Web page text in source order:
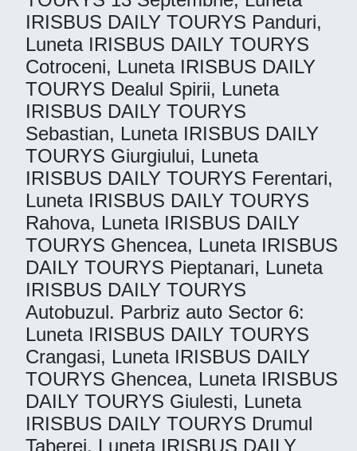
IRISBUS DAILY TOURYS Panduri,
Luneta IRISBUS DAILY TOURYS
Cotroceni, Luneta IRISBUS DAILY
TOURYS Dealul Spirii, Luneta
IRISBUS DAILY TOURYS
Sebastian, Luneta IRISBUS DAILY
TOURYS Giurgiului, Luneta
IRISBUS DAILY TOURYS Ferentari,
Luneta IRISBUS DAILY TOURYS
Rahova, Luneta IRISBUS DAILY
TOURYS Ghencea, Luneta IRISBUS
DAILY TOURYS Pieptanari, Luneta
IRISBUS DAILY TOURYS
Autobuzul. Parbriz auto Sector 6:
Luneta IRISBUS DAILY TOURYS
Crangasi, Luneta IRISBUS DAILY
TOURYS Ghencea, Luneta IRISBUS
DAILY TOURYS Giulesti, Luneta
IRISBUS DAILY TOURYS Drumul
Taberei, Luneta IRISBUS DAILY